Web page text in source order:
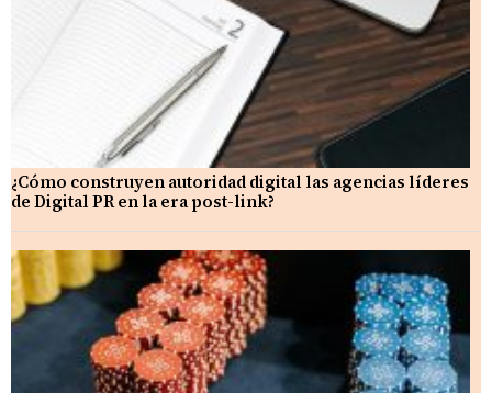
¿Cómo construyen autoridad digital las agencias líderes
de Digital PR en la era post-link?